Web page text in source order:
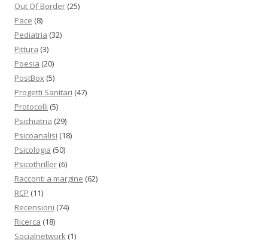
Out Of Border (25)
Pace (8)
Pediatria (32)
Pittura (3)
Poesia (20)
PostBox (5)
Progetti Sanitari (47)
Protocolli (5)
Psichiatria (29)
Psicoanalisi (18)
Psicologia (50)
Psicothriller (6)
Racconti a margine (62)
RCP (11)
Recensioni (74)
Ricerca (18)
Socialnetwork (1)